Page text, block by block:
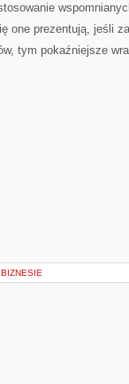
one prezentują, jeśli
tym pokaźniejsze